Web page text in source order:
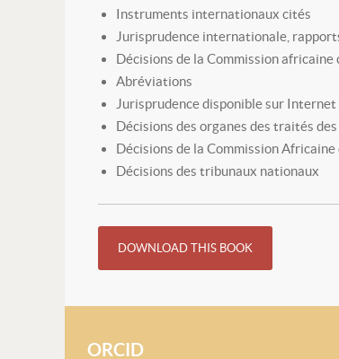
Instruments internationaux cités
Jurisprudence internationale,
Décisions de la Commission africaine
Abréviations
Jurisprudence disponible sur Internet
Décisions des organes des traités
Décisions de la Commission
Décisions des tribunaux nationaux
DOWNLOAD THIS BOOK
ORCID